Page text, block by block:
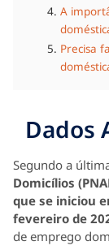
A
Precisa
Dados
Segundo a
Domicílios
que se iniciou
fevereiro de
de emprego